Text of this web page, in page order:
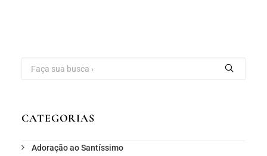
CATEGORIAS
Adoração ao Santíssimo